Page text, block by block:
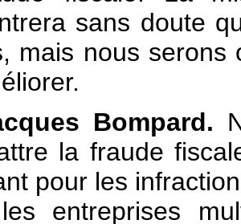
sans doute
mais nous serons
Bompard.
la fraude
pour les
entreprises